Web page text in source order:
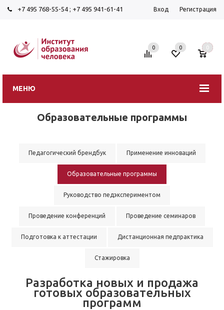
+7 495 768-55-54 ; +7 495 941-61-41 Вход Регистрация
МЕНЮ
0 0 0
Образовательные программы
Педагогический брендбук Применение инноваций
Образовательные программы
Руководство педэкспериментом
Проведение конференций Проведение семинаров
Подготовка к аттестации Дистанционная педпрактика
Стажировка
Разработка новых и продажа
готовых образовательных
программ